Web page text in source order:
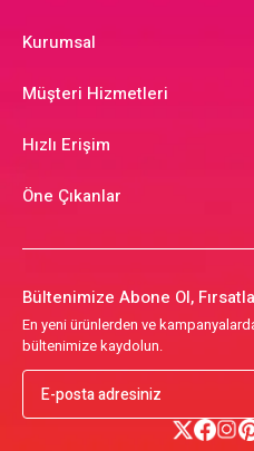
Kurumsal
Müşteri Hizmetleri
Hızlı Erişim
Öne Çıkanlar
Bültenimize Abone Ol,
En yeni ürünlerden ve
bültenimize kaydolun.